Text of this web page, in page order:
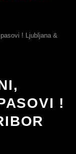
! Ljubljana &
!